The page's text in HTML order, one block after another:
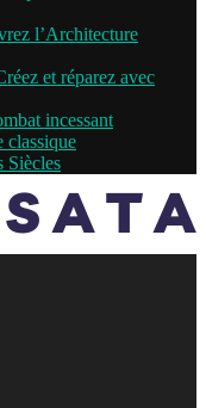
l’Architecture
et réparez avec
incessant
classique
Siècles